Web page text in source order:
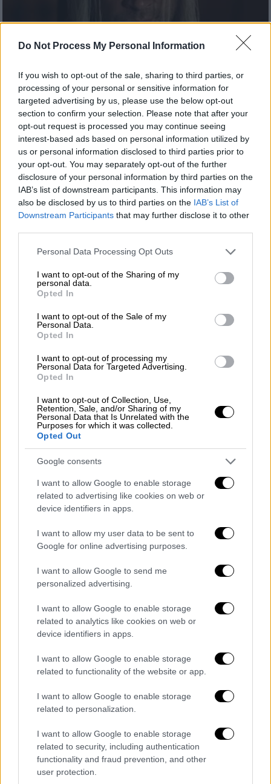
Do Not Process My Personal Information
If you wish to opt-out of the sale, sharing to third parties, or
processing of your personal or sensitive information for
targeted advertising by us, please use the below opt-out
section to confirm your selection. Please note that after your
opt-out request is processed you may continue seeing
interest-based ads based on personal information utilized by
us or personal information disclosed to third parties prior to
your opt-out. You may separately opt-out of the further
disclosure of your personal information by third parties on the
IAB’s list of downstream participants. This information may
also be disclosed by us to third parties on the IAB’s List of
Downstream Participants that may further disclose it to other
Please note that this website/app uses one or more Google
not limited to your visit or usage behaviour. You may click to
grant or deny consent to Google and its third-party tags to
use your data for below specified purposes in below Google
consent section.
Personal Data Processing Opt Outs
I want to opt-out of the Sharing of my
personal data.
Opted In
I want to opt-out of the Sale of my
Personal Data.
Opted In
I want to opt-out of processing my
Personal Data for Targeted Advertising.
Opted In
I want to opt-out of Collection, Use,
Retention, Sale, and/or Sharing of my
Personal Data that Is Unrelated with the
Purposes for which it was collected.
Opted Out
Google consents
I want to allow Google to enable storage
related to advertising like cookies on web or
device identifiers in apps.
I want to allow my user data to be sent to
Google for online advertising purposes.
I want to allow Google to send me
personalized advertising.
I want to allow Google to enable storage
related to analytics like cookies on web or
device identifiers in apps.
I want to allow Google to enable storage
related to functionality of the website or app.
I want to allow Google to enable storage
related to personalization.
I want to allow Google to enable storage
related to security, including authentication
functionality and fraud prevention, and other
user protection.
Τηλεόραση |08.10.2025 23:00
Η 4η σεζόν του «The Witcher» φέρνει νέο
Geralt και ξεκινά νέα εποχή στο Netflix
Η δημοφιλής σειρά φαντασίας οδεύει προς
την ολοκλήρωσή της, καθώς το Netflix έχει
ήδη επιβεβαιώσει πως η πέμπτη σεζόν θα
είναι και η τελευταία
Ελλάδα|08.10.2025 23:00
Απίστευτο περιστατικό στην
Αλεξανδρούπολη: Άνοιξε η πόρτα
ασθενοφόρου και έπεσε το φορείο με
την ασθενή στον δρόμο
Διακόπηκε η σύμβαση με την ιδιωτική
εταιρεία και διατάχθηκε ΕΔΕ
Αθλητισμός|08.10.2025 22:57
Σούπερ Άρης! Υπό το βλέμμα του
εκστασιασμένου Ρίτσαρντ Σιάο και με